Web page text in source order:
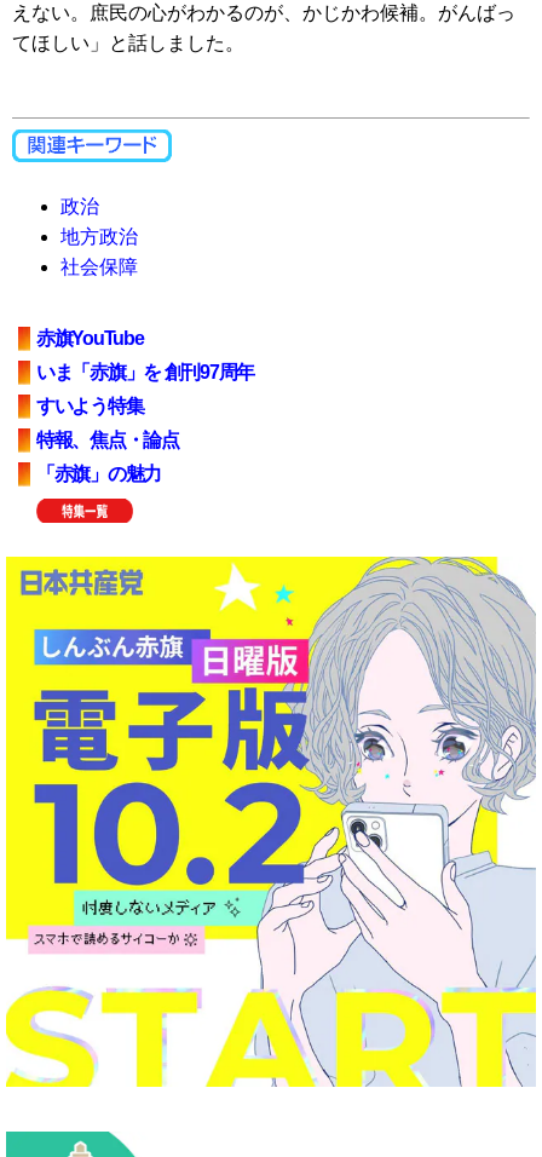
えない。庶民の心がわかるのが、かじかわ候補。がんばっ
てほしい」と話しました。
政治
地方政治
社会保障
赤旗YouTube
いま「赤旗」を 創刊97周年
すいよう特集
特報、焦点・論点
「赤旗」の魅力